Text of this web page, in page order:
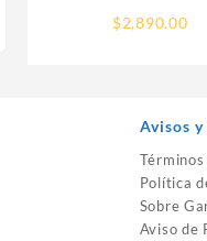
ODYSSEY MTX24G/
932417
$2,890.00
Avisos
Política
Sobre
Aviso de